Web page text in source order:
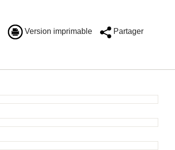
Version imprimable Partager